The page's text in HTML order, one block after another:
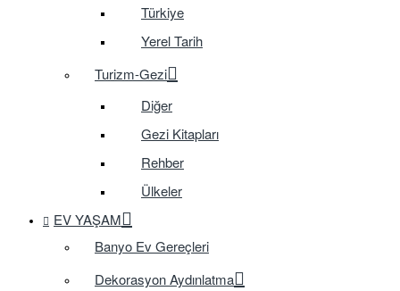
Türkiye
Yerel Tarih
Turizm-Gezi
Diğer
Gezi Kitapları
Rehber
Ülkeler
EV YAŞAM
Banyo Ev Gereçleri
Dekorasyon Aydınlatma